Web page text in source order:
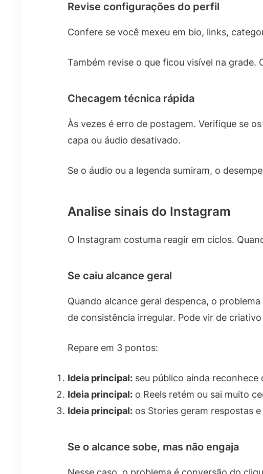
Revise configurações do perfil
Confere se você mexeu em bio, links,
Também revise o que ficou visível na
Checagem técnica rápida
Às vezes é erro de postagem. Verifique se
capa ou áudio desativado.
Se o áudio ou a legenda sumiram, o
Analise sinais do Instagram
O Instagram costuma reagir em ciclos.
Se caiu alcance geral
Quando alcance geral despenca, o
de consistência irregular. Pode vir de
Repare em 3 pontos:
Ideia principal: seu público ainda
Ideia principal: o Reels retém ou sai muito
Ideia principal: os Stories geram respostas
Se o alcance sobe, mas não engaja